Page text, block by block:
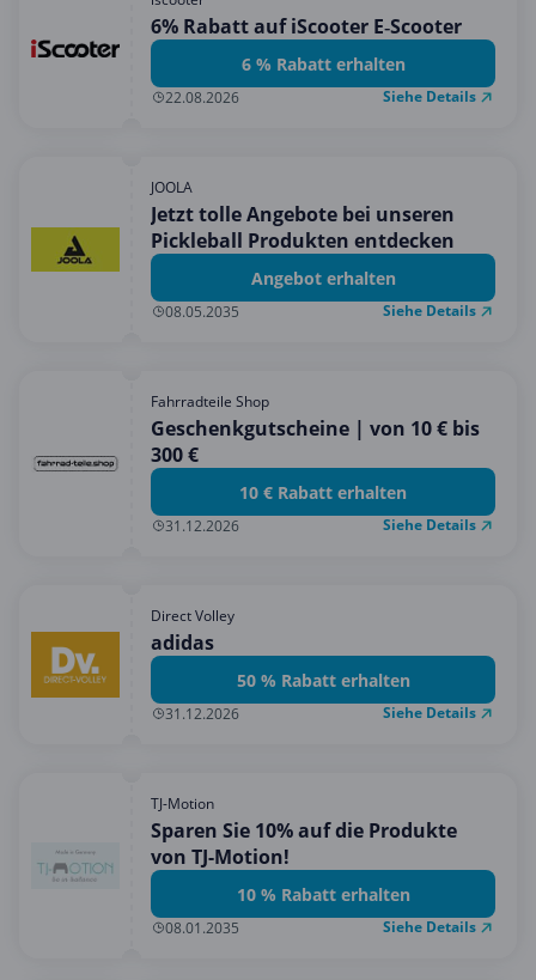
6% Rabatt auf iScooter E‑Scooter
6 % Rabatt erhalten
22.08.2026 Siehe Details
JOOLA
Jetzt tolle Angebote bei unseren
Pickleball Produkten entdecken
Angebot erhalten
08.05.2035 Siehe Details
Fahrradteile Shop
Geschenkgutscheine | von 10 € bis
300 €
10 € Rabatt erhalten
31.12.2026 Siehe Details
Direct Volley
adidas
50 % Rabatt erhalten
31.12.2026 Siehe Details
TJ-Motion
Sparen Sie 10% auf die Produkte
von TJ-Motion!
10 % Rabatt erhalten
08.01.2035 Siehe Details